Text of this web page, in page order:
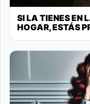
SI LA TIENES EN
HOGAR, ESTÁS